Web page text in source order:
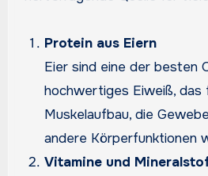
Protein aus Eiern
Eier sind eine der besten
hochwertiges Eiweiß, das
Muskelaufbau, die
andere Körperfunktionen
Vitamine und